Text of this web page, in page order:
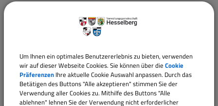
Kasse
Verwaltungsleistungen
Um Ihnen ein optimales Benutzererlebnis zu bieten, verwenden
wir auf dieser Webseite Cookies. Sie können über die Cookie
Präferenzen Ihre aktuelle Cookie Auswahl anpassen. Durch das
Betätigen des Buttons "Alle akzeptieren" stimmen Sie der
Verwendung aller Cookies zu. Mithilfe des Buttons "Alle
ablehnen" lehnen Sie der Verwendung nicht erforderlicher